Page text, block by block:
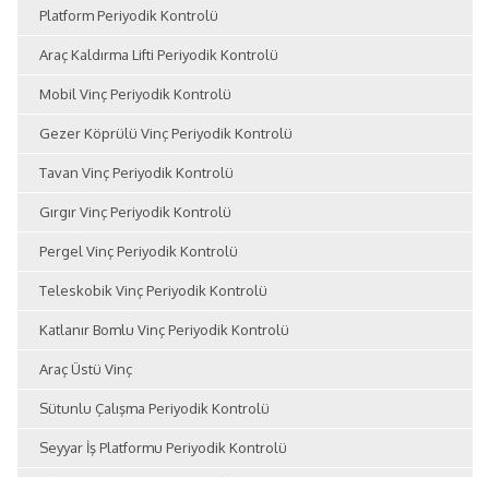
Platform Periyodik Kontrolü
Araç Kaldırma Lifti Periyodik Kontrolü
Mobil Vinç Periyodik Kontrolü
Gezer Köprülü Vinç Periyodik Kontrolü
Tavan Vinç Periyodik Kontrolü
Gırgır Vinç Periyodik Kontrolü
Pergel Vinç Periyodik Kontrolü
Teleskobik Vinç Periyodik Kontrolü
Katlanır Bomlu Vinç Periyodik Kontrolü
Araç Üstü Vinç
Sütunlu Çalışma Periyodik Kontrolü
Seyyar İş Platformu Periyodik Kontrolü